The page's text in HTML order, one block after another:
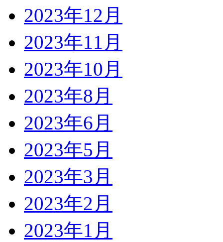
2023年12月
2023年11月
2023年10月
2023年8月
2023年6月
2023年5月
2023年3月
2023年2月
2023年1月